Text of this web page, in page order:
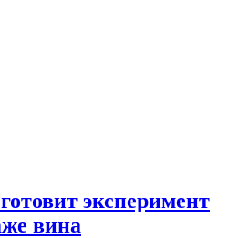
эксперимент
вина